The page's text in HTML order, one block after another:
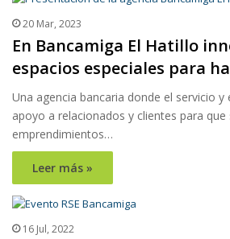
20 Mar, 2023
En Bancamiga El Hatillo
espacios especiales para
Una agencia bancaria donde el servicio y
apoyo a relacionados y clientes para que
emprendimientos…
Leer más »
16 Jul, 2022